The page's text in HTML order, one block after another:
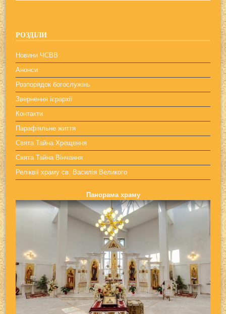
РОЗДІЛИ
Новини ЧСВВ
Анонси
Розпорядок богослужінь
Звернення ієрархії
Контакти
Парафіяльне життя
Свята Тайна Хрещення
Свята Тайна Вінчання
Реліквії храму св. Василія Великого
Панорама храму